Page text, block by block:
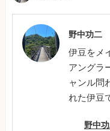
野中功二
伊豆をメ
アングラ
ャンル問
れた伊豆
野中